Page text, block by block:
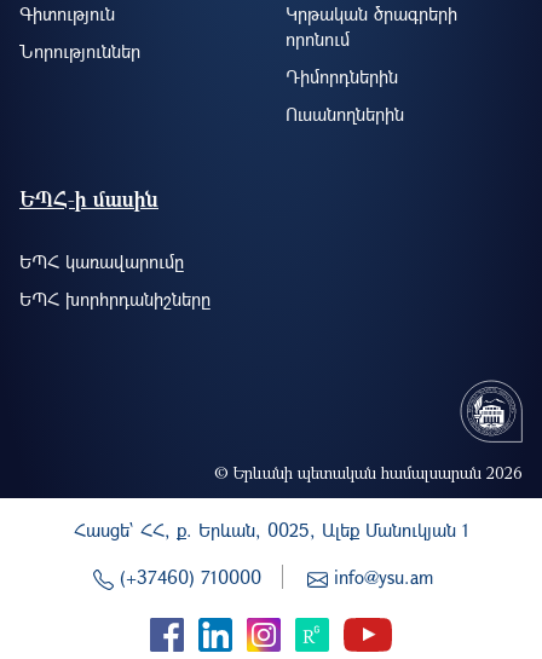
Գիտություն
Նորություններ
Կրթական ծրագրերի
որոնում
Դիմորդներին
Ուսանողներին
ԵՊՀ-ի մասին
ԵՊՀ կառավարումը
ԵՊՀ խորհրդանիշները
© Երևանի պետական համալսարան 2026
Հասցե` ՀՀ, ք. Երևան, 0025, Ալեք Մանուկյան 1
(+37460) 710000
info@ysu.am